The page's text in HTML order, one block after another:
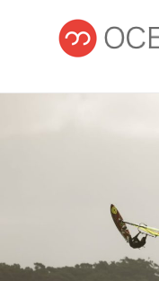
OCEANMIND